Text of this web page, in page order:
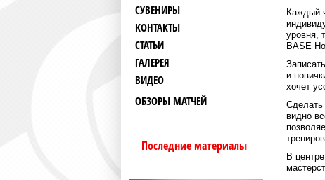
СУВЕНИРЫ
КОНТАКТЫ
СТАТЬИ
ГАЛЕРЕЯ
ВИДЕО
ОБЗОРЫ МАТЧЕЙ
Последние материалы
Каждый
уровня,
BASE
и
хочет
Сделать
видно
В